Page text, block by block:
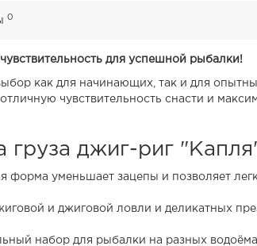
0
для успешной рыбалки!
как для начинающих, так и для
чувствительность снасти и
джиг-риг
форма уменьшает зацепы и позволяет
и джиговой ловли и деликатных
набор для рыбалки на разных